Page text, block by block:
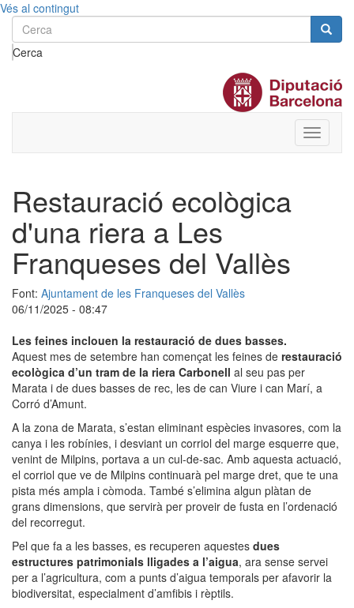
Vés al contingut
Cerca
Toggle
menu
Restauració ecològica
d'una riera a Les
Franqueses del Vallès
Font: Ajuntament de les Franqueses del Vallès
06/11/2025 - 08:47
Les feines inclouen la restauració de dues basses.
Aquest mes de setembre han començat les feines de restauració
ecològica d’un tram de la riera Carbonell al seu pas per
Marata i de dues basses de rec, les de can Viure i can Marí, a
Corró d’Amunt.
A la zona de Marata, s’estan eliminant espècies invasores, com la
canya i les robínies, i desviant un corriol del marge esquerre que,
venint de Milpins, portava a un cul-de-sac. Amb aquesta actuació,
el corriol que ve de Milpins continuarà pel marge dret, que te una
pista més ampla i còmoda. També s’elimina algun plàtan de
grans dimensions, que servirà per proveir de fusta en l’ordenació
del recorregut.
Pel que fa a les basses, es recuperen aquestes dues
estructures patrimonials lligades a l’aigua, ara sense servei
per a l’agricultura, com a punts d’aigua temporals per afavorir la
biodiversitat, especialment d’amfibis i rèptils.